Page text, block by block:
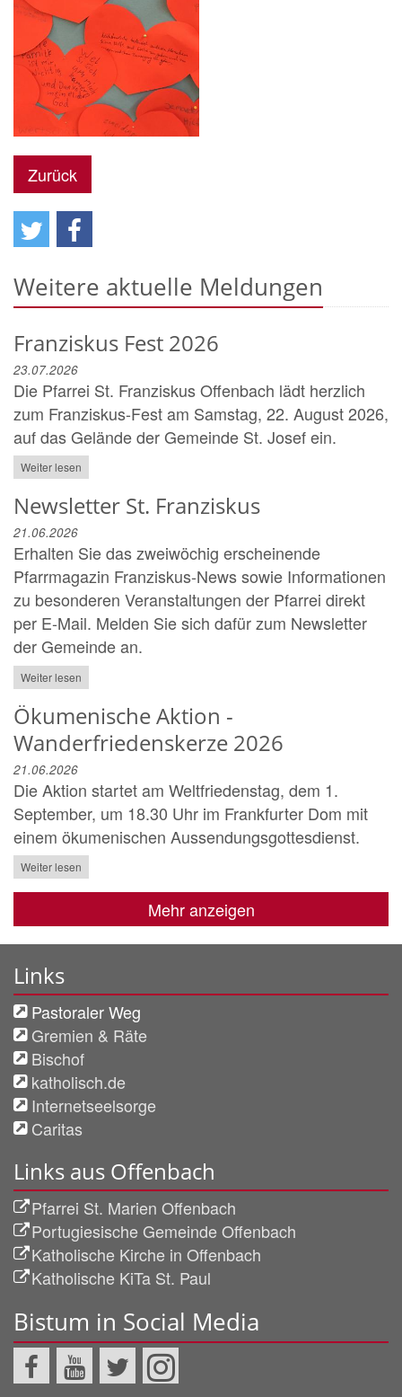
Zurück
Weitere aktuelle Meldungen
Franziskus Fest 2026
23.07.2026
Die Pfarrei St. Franziskus Offenbach lädt herzlich
zum Franziskus-Fest am Samstag, 22. August 2026,
auf das Gelände der Gemeinde St. Josef ein.
Weiter lesen
Newsletter St. Franziskus
21.06.2026
Erhalten Sie das zweiwöchig erscheinende
Pfarrmagazin Franziskus-News sowie Informationen
zu besonderen Veranstaltungen der Pfarrei direkt
per E-Mail. Melden Sie sich dafür zum Newsletter
der Gemeinde an.
Weiter lesen
Ökumenische Aktion -
Wanderfriedenskerze 2026
21.06.2026
Die Aktion startet am Weltfriedenstag, dem 1.
September, um 18.30 Uhr im Frankfurter Dom mit
einem ökumenischen Aussendungsgottesdienst.
Weiter lesen
Mehr anzeigen
Links
Pastoraler Weg
Gremien & Räte
Bischof
katholisch.de
Internetseelsorge
Caritas
Links aus Offenbach
Pfarrei St. Marien Offenbach
Portugiesische Gemeinde Offenbach
Katholische Kirche in Offenbach
Katholische KiTa St. Paul
Bistum in Social Media